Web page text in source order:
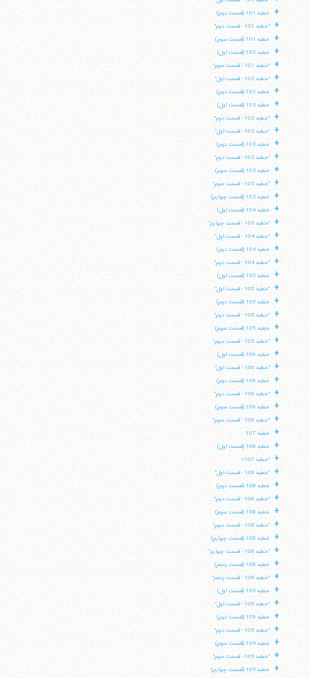
+ خطبه 101 (قسمت دوم)
+ "خطبه 101 - قسمت دوم"
+ خطبه 101 (قسمت سوم)
+ خطبه 102 (قسمت اول)
+ "خطبه 101 - قسمت سوم"
+ "خطبه 102 - قسمت اول"
+ خطبه 102 (قسمت دوم)
+ خطبه 103 (قسمت اول)
+ "خطبه 102 - قسمت دوم"
+ "خطبه 103 - قسمت اول"
+ خطبه 103 (قسمت دوم)
+ "خطبه 103 - قسمت دوم"
+ خطبه 103 (قسمت سوم)
+ "خطبه 103 - قسمت سوم"
+ خطبه 103 (قسمت چهارم)
+ خطبه 104 (قسمت اول)
+ "خطبه 103 - قسمت چهارم"
+ "خطبه 104 - قسمت اول"
+ خطبه 104 (قسمت دوم)
+ "خطبه 104 - قسمت دوم"
+ خطبه 105 (قسمت اول)
+ "خطبه 105 - قسمت اول"
+ خطبه 105 (قسمت دوم)
+ "خطبه 105 - قسمت دوم"
+ خطبه 105 (قسمت سوم)
+ "خطبه 105 - قسمت سوم"
+ خطبه 106 (قسمت اول)
+ "خطبه 106 - قسمت اول"
+ خطبه 106 (قسمت دوم)
+ "خطبه 106 - قسمت دوم"
+ خطبه 106 (قسمت سوم)
+ "خطبه 106 - قسمت سوم"
+ خطبه 107
+ خطبه 108 (قسمت اول)
+ "خطبه 107»
+ "خطبه 108 - قسمت اول"
+ خطبه 108 (قسمت دوم)
+ "خطبه 108 - قسمت دوم"
+ خطبه 108 (قسمت سوم)
+ "خطبه 108 - قسمت سوم"
+ خطبه 108 (قسمت چهارم)
+ "خطبه 108 - قسمت چهارم"
+ خطبه 108 (قسمت پنجم)
+ "خطبه 108 - قسمت پنجم"
+ خطبه 109 (قسمت اول)
+ "خطبه 109 - قسمت اول"
+ خطبه 109 (قسمت دوم)
+ "خطبه 109 - قسمت دوم"
+ خطبه 109 (قسمت سوم)
+ "خطبه 109 - قسمت سوم"
+ خطبه 109 (قسمت چهارم)